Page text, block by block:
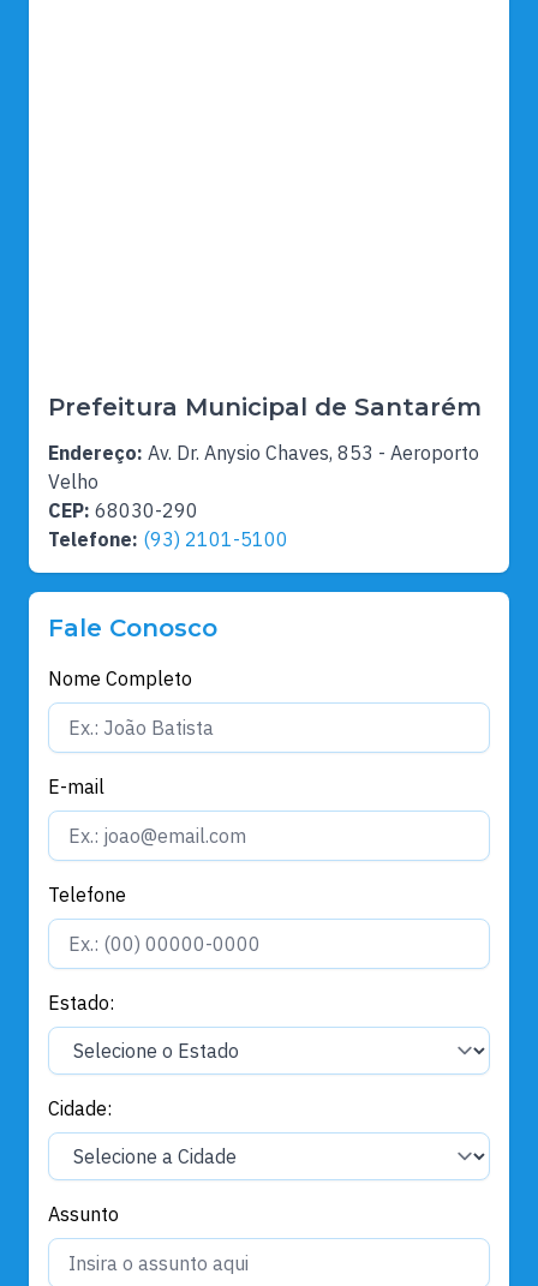
Prefeitura Municipal de Santarém
Endereço: Av. Dr. Anysio Chaves, 853 - Aeroporto
Velho
CEP: 68030-290
Telefone: (93) 2101-5100
Fale Conosco
Nome Completo
E-mail
Telefone
Estado:
Cidade:
Assunto